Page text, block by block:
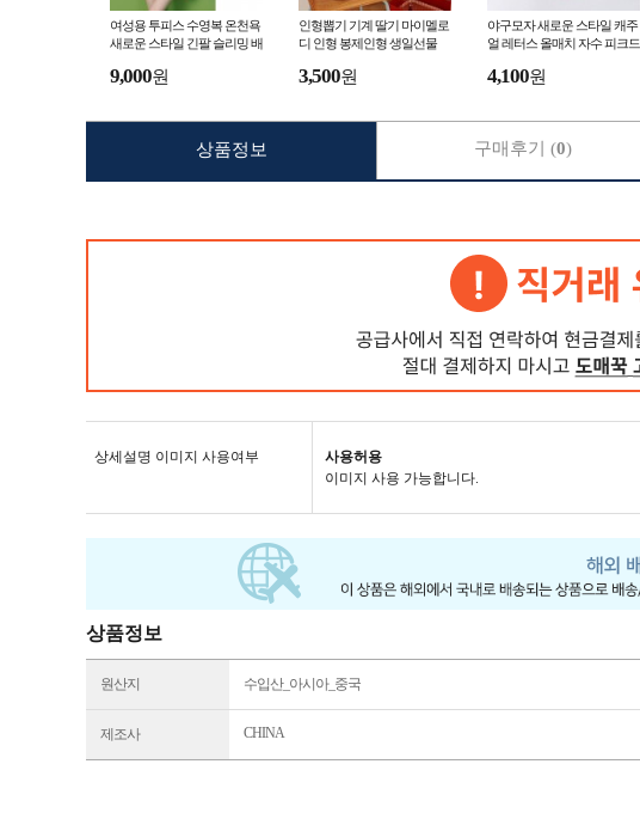
여성용 투피스 수영복 온천욕
새로운 스타일 긴팔 슬리밍 배
복
9,000원
인형뽑기 기계 딸기 마이멜로
디 인형 봉제인형 생일선물
3,500원
야구모자 새로운 스타일 캐주
얼 레터스 올매치 자수 피크드
4,100원
상세설명 이미지 사용여부
사용허용
이미지 사용 가능합니다.
상품정보
원산지 수입산_아시아_중국
제조사 CHINA
상품정보 구매후기 (0)